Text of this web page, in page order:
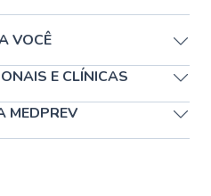
VOCÊ
E CLÍNICAS
MEDPREV